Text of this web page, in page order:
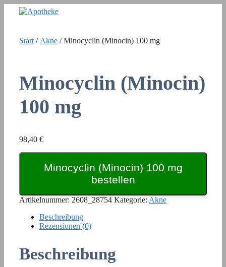
Inhalt
Start / Akne / Minocyclin (Minocin) 100 mg
Minocyclin (Minocin)
100 mg
98,40 €
Minocyclin (Minocin) 100 mg
bestellen
Artikelnummer: 2608_28754 Kategorie: Akne
Beschreibung
Rezensionen (0)
Beschreibung